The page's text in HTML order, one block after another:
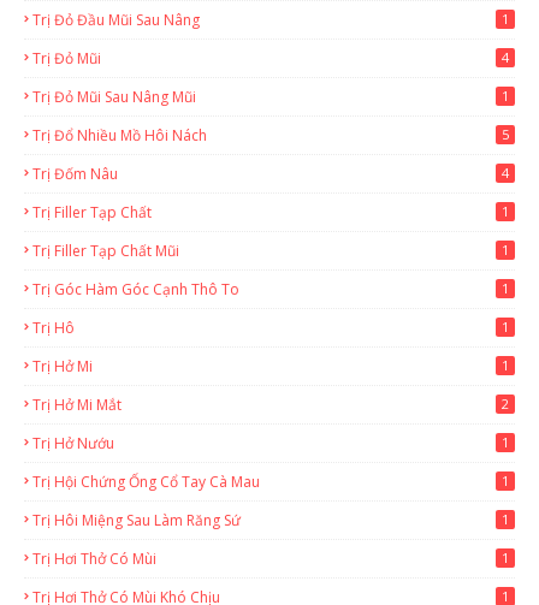
Trị Đỏ Đầu Mũi Sau Nâng 1
Trị Đỏ Mũi 4
Trị Đỏ Mũi Sau Nâng Mũi 1
Trị Đổ Nhiều Mồ Hôi Nách 5
Trị Đốm Nâu 4
Trị Filler Tạp Chất 1
Trị Filler Tạp Chất Mũi 1
Trị Góc Hàm Góc Cạnh Thô To 1
Trị Hô 1
Trị Hở Mi 1
Trị Hở Mi Mắt 2
Trị Hở Nướu 1
Trị Hội Chứng Ống Cổ Tay Cà Mau 1
Trị Hôi Miệng Sau Làm Răng Sứ 1
Trị Hơi Thở Có Mùi 1
Trị Hơi Thở Có Mùi Khó Chịu 1